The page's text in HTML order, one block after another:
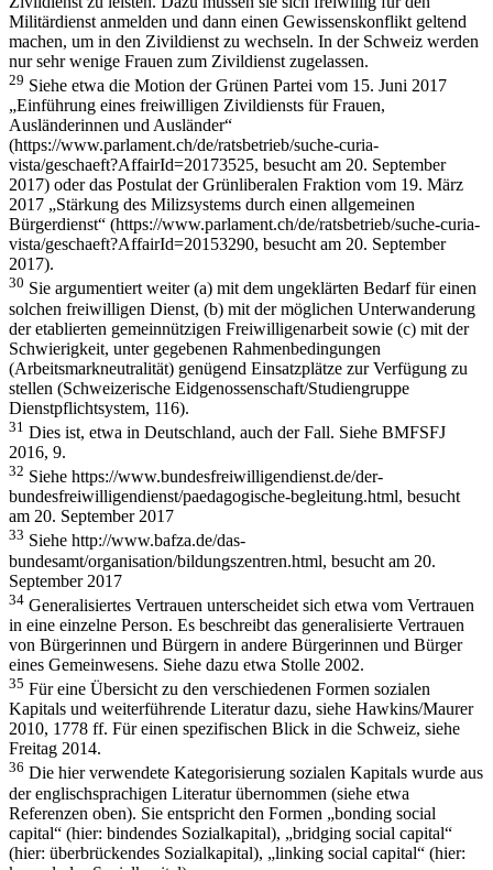
Militärdienst anmelden und dann einen Gewissenskonflikt geltend
machen, um in den Zivildienst zu wechseln. In der Schweiz werden
nur sehr wenige Frauen zum Zivildienst zugelassen.
29 Siehe etwa die Motion der Grünen Partei vom 15. Juni 2017
„Einführung eines freiwilligen Zivildiensts für Frauen,
Ausländerinnen und Ausländer“
(https://www.parlament.ch/de/ratsbetrieb/suche-curia-
vista/geschaeft?AffairId=20173525, besucht am 20. September
2017) oder das Postulat der Grünliberalen Fraktion vom 19. März
2017 „Stärkung des Milizsystems durch einen allgemeinen
Bürgerdienst“ (https://www.parlament.ch/de/ratsbetrieb/suche-curia-
vista/geschaeft?AffairId=20153290, besucht am 20. September
2017).
30 Sie argumentiert weiter (a) mit dem ungeklärten Bedarf für einen
solchen freiwilligen Dienst, (b) mit der möglichen Unterwanderung
der etablierten gemeinnützigen Freiwilligenarbeit sowie (c) mit der
Schwierigkeit, unter gegebenen Rahmenbedingungen
(Arbeitsmarkneutralität) genügend Einsatzplätze zur Verfügung zu
stellen (Schweizerische Eidgenossenschaft/Studiengruppe
Dienstpflichtsystem, 116).
31 Dies ist, etwa in Deutschland, auch der Fall. Siehe BMFSFJ
2016, 9.
32 Siehe https://www.bundesfreiwilligendienst.de/der-
bundesfreiwilligendienst/paedagogische-begleitung.html, besucht
am 20. September 2017
33 Siehe http://www.bafza.de/das-
bundesamt/organisation/bildungszentren.html, besucht am 20.
September 2017
34 Generalisiertes Vertrauen unterscheidet sich etwa vom Vertrauen
in eine einzelne Person. Es beschreibt das generalisierte Vertrauen
von Bürgerinnen und Bürgern in andere Bürgerinnen und Bürger
eines Gemeinwesens. Siehe dazu etwa Stolle 2002.
35 Für eine Übersicht zu den verschiedenen Formen sozialen
Kapitals und weiterführende Literatur dazu, siehe Hawkins/Maurer
2010, 1778 ff. Für einen spezifischen Blick in die Schweiz, siehe
Freitag 2014.
36 Die hier verwendete Kategorisierung sozialen Kapitals wurde aus
der englischsprachigen Literatur übernommen (siehe etwa
Referenzen oben). Sie entspricht den Formen „bonding social
capital“ (hier: bindendes Sozialkapital), „bridging social capital“
(hier: überbrückendes Sozialkapital), „linking social capital“ (hier: